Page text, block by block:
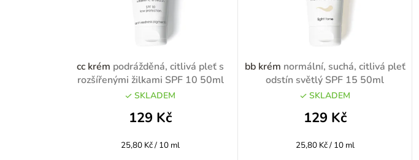
cc krém podrážděná, citlivá pleť s
rozšířenými žilkami SPF 10 50ml
SKLADEM
129 Kč
Měrná
25,80 Kč / 10 ml
bb krém normální, suchá, citlivá pleť
odstín světlý SPF 15 50ml
SKLADEM
129 Kč
Měrná
25,80 Kč / 10 ml